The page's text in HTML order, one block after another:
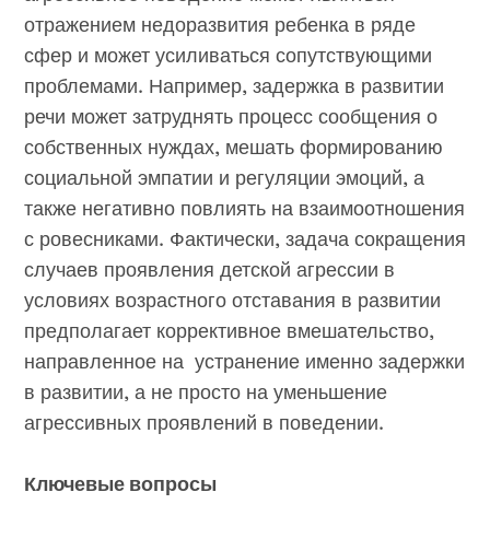
отражением недоразвития ребенка в ряде
сфер и может усиливаться сопутствующими
проблемами. Например, задержка в развитии
речи может затруднять процесс сообщения о
собственных нуждах, мешать формированию
социальной эмпатии и регуляции эмоций, а
также негативно повлиять на взаимоотношения
с ровесниками. Фактически, задача сокращения
случаев проявления детской агрессии в
условиях возрастного отставания в развитии
предполагает коррективное вмешательство,
направленное на устранение именно задержки
в развитии, а не просто на уменьшение
агрессивных проявлений в поведении.
Ключевые вопросы